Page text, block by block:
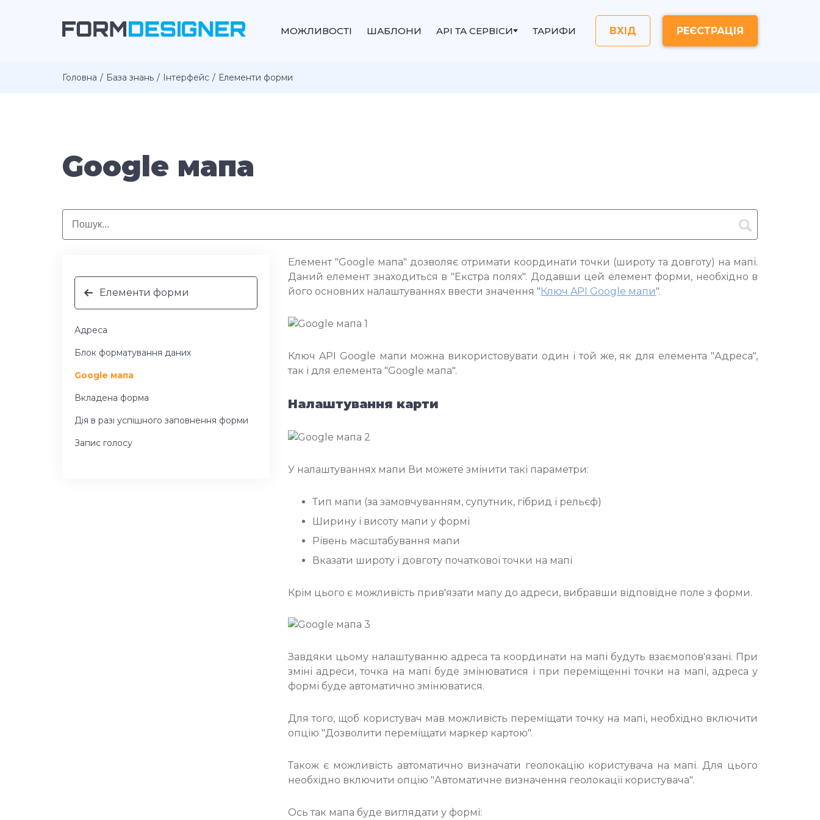
МОЖЛИВОСТІ ШАБЛОНИ API ТА СЕРВІСИ ТАРИФИ ВХІД РЕЄСТРАЦІЯ
Головна База знань Інтерфейс Елементи форми
Google мапа
Елементи форми
Адреса
Блок форматування даних
Google мапа
Вкладена форма
Дія в разі успішного заповнення форми
Запис голосу
Елемент "Google мапа" дозволяє отримати координати точки (широту та довготу) на мапі.
Даний елемент знаходиться в "Екстра полях". Додавши цей елемент форми, необхідно в
його основних налаштуваннях ввести значення "Ключ API Google мапи".
Ключ API Google мапи можна використовувати один і той же, як для елемента "Адреса",
так і для елемента "Google мапа".
Налаштування карти
У налаштуваннях мапи Ви можете змінити такі параметри:
Тип мапи (за замовчуванням, супутник, гібрид і рельєф)
Ширину і висоту мапи у формі
Рівень масштабування мапи
Вказати широту і довготу початкової точки на мапі
Крім цього є можливість прив'язати мапу до адреси, вибравши відповідне поле з форми.
Завдяки цьому налаштуванню адреса та координати на мапі будуть взаємопов'язані. При
зміні адреси, точка на мапі буде змінюватися і при переміщенні точки на мапі, адреса у
формі буде автоматично змінюватися.
Для того, щоб користувач мав можливість переміщати точку на мапі, необхідно включити
опцію "Дозволити переміщати маркер картою".
Також є можливість автоматично визначати геолокацію користувача на мапі. Для цього
необхідно включити опцію "Автоматичне визначення геолокації користувача".
Ось так мапа буде виглядати у формі: